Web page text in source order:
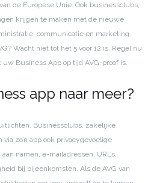
de Europese Unie. Ook businessclubs,
krijgen te maken met de nieuwe
communicatie en marketing
Wacht niet tot het 5 voor 12 is. Regel nu
Business App op tijd AVG-proof is.
app naar meer?
Businessclubs, zakelijke
zo’n app ook privacygevoelige
namen, e-mailadressen, URL’s,
bij bijeenkomsten. Als de AVG van